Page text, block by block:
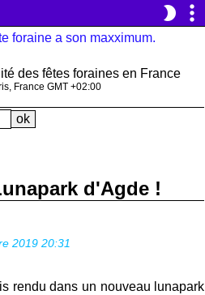
brightness_2 more_vert
des fêtes foraines en France
France GMT +02:00
d'Agde !
2019 20:31
rendu dans un nouveau lunapark